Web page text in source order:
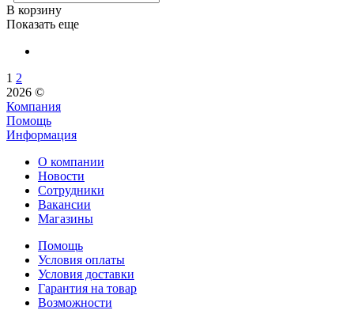
В корзину
Показать еще
1 2
2026 ©
Компания
Помощь
Информация
О компании
Новости
Сотрудники
Вакансии
Магазины
Помощь
Условия оплаты
Условия доставки
Гарантия на товар
Возможности